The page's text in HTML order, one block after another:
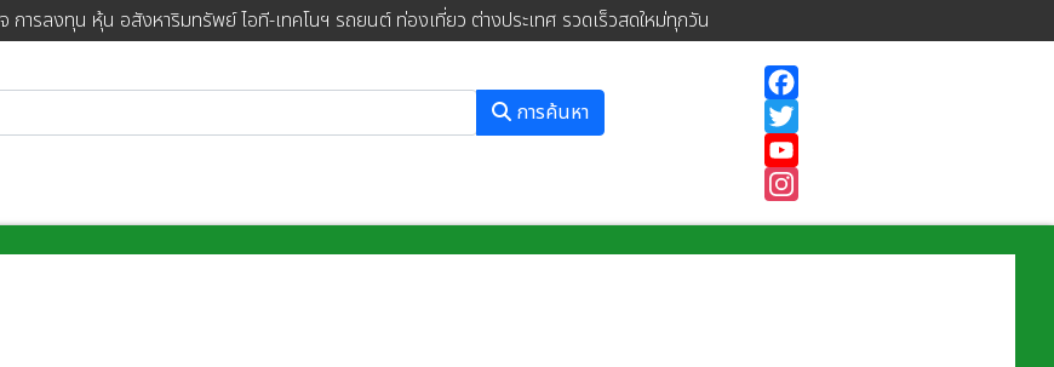
ารลงทุน หุ้น อสังหาริมทรัพย์ ไอที-เทคโนฯ รถยนต์ ท่องเที่ยว ต่างประเทศ รวดเร็วสดใหม่ทุกวัน
การค้นหา
Instagram